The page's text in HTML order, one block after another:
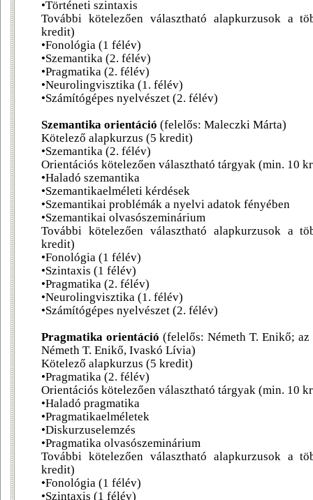
•Történeti szintaxis
További kötelezően választható alapkurzusok a
kredit)
•Fonológia (1 félév)
•Szemantika (2. félév)
•Pragmatika (2. félév)
•Neurolingvisztika (1. félév)
•Számítógépes nyelvészet (2. félév)
Szemantika orientáció (felelős: Maleczki Márta)
Kötelező alapkurzus (5 kredit)
•Szemantika (2. félév)
Orientációs kötelezően választható tárgyak (min. 10
•Haladó szemantika
•Szemantikaelméleti kérdések
•Szemantikai problémák a nyelvi adatok fényében
•Szemantikai olvasószeminárium
További kötelezően választható alapkurzusok a
kredit)
•Fonológia (1 félév)
•Szintaxis (1 félév)
•Pragmatika (2. félév)
•Neurolingvisztika (1. félév)
•Számítógépes nyelvészet (2. félév)
Pragmatika orientáció (felelős: Németh T. Enikő;
Németh T. Enikő, Ivaskó Lívia)
Kötelező alapkurzus (5 kredit)
•Pragmatika (2. félév)
Orientációs kötelezően választható tárgyak (min. 10
•Haladó pragmatika
•Pragmatikaelméletek
•Diskurzuselemzés
•Pragmatika olvasószeminárium
További kötelezően választható alapkurzusok a
kredit)
•Fonológia (1 félév)
•Szintaxis (1 félév)